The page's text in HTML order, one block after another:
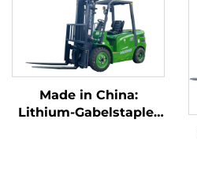
Made in China:
Lithium-Gabelstapler